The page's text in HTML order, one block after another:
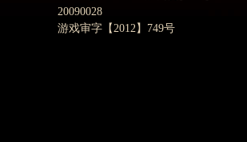
20090028
游戏审字【2012】749号